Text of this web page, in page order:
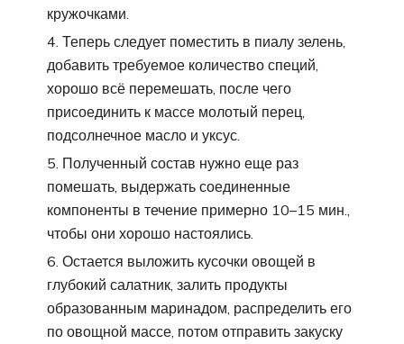
кружочками.
Теперь следует поместить в пиалу зелень,
добавить требуемое количество специй,
хорошо всё перемешать, после чего
присоединить к массе молотый перец,
подсолнечное масло и уксус.
Полученный состав нужно еще раз
помешать, выдержать соединенные
компоненты в течение примерно 10–15 мин.,
чтобы они хорошо настоялись.
Остается выложить кусочки овощей в
глубокий салатник, залить продукты
образованным маринадом, распределить его
по овощной массе, потом отправить закуску